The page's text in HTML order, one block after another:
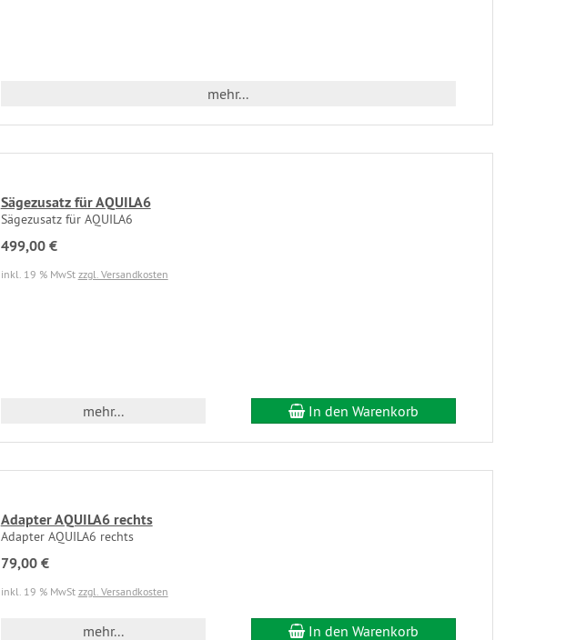
mehr...
Sägezusatz für AQUILA6
Sägezusatz für AQUILA6
499,00 €
inkl. 19 % MwSt zzgl. Versandkosten
mehr... In den Warenkorb
Adapter AQUILA6 rechts
Adapter AQUILA6 rechts
79,00 €
inkl. 19 % MwSt zzgl. Versandkosten
mehr... In den Warenkorb